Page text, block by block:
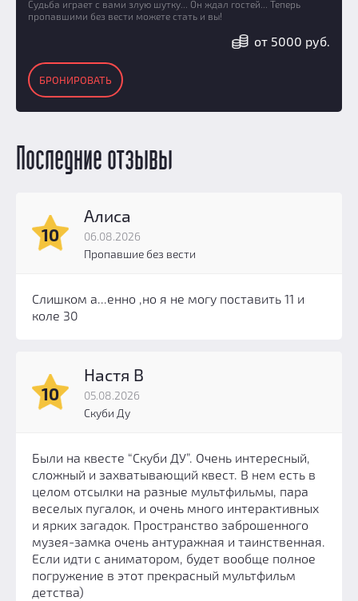
Судьба играет с вами злую шутку... Он ждал гостей... Теперь
пропавшими без вести можете стать и вы!
от 5000 руб.
БРОНИРОВАТЬ
Последние отзывы
10
Алиса
06.08.2026
Пропавшие без вести
Слишком а...енно ,но я не могу поставить 11 и
коле 30
10
Настя В
05.08.2026
Скуби Ду
Были на квесте “Скуби ДУ”. Очень интересный,
сложный и захватывающий квест. В нем есть в
целом отсылки на разные мультфильмы, пара
веселых пугалок, и очень много интерактивных
и ярких загадок. Пространство заброшенного
музея-замка очень антуражная и таинственная.
Если идти с аниматором, будет вообще полное
погружение в этот прекрасный мультфильм
детства)